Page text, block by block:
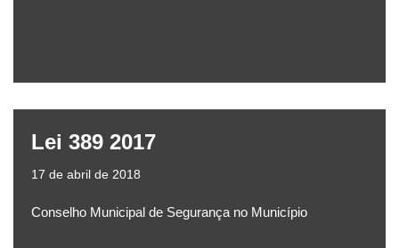
Lei 389 2017
17 de abril de 2018
Conselho Municipal de Segurança no Município